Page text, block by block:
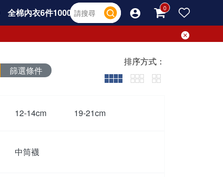
全棉內衣6件1000
篩選條件
排序方式：
12-14cm 19-21cm
中筒襪